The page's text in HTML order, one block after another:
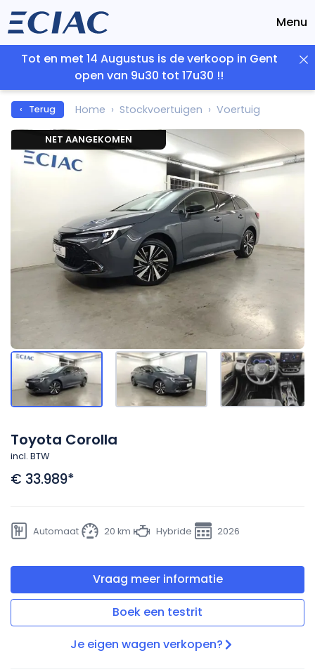
Menu
Tot en met 14 Augustus is de verkoop in Gent
open van 9u30 tot 17u30 !!
‹ Terug Home Stockvoertuigen Voertuig
NET AANGEKOMEN
Toyota Corolla
incl. BTW
€ 33.989*
Vraag meer informatie
Boek een testrit
Je eigen wagen verkopen?
Automaat 20 km Hybride 2026